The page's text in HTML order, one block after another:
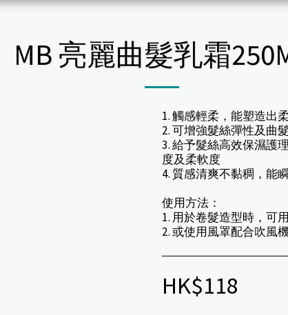
MB 亮麗曲髮乳霜
1. 觸感輕柔，能塑造出
2. 可增強髮絲彈性及曲
3. 給予髮絲高效保濕護
度及柔軟度
4. 質感清爽不黏稠，能
使用方法：
1. 用於卷髮造型時，可
2. 或使用風罩配合吹風
HK$118